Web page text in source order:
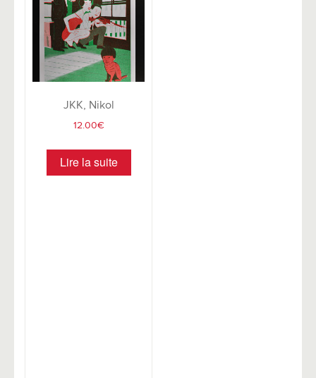
JKK, Nikol
12.00€
Lire la suite